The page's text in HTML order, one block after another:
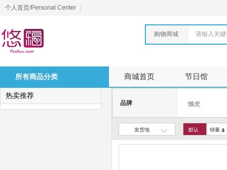
个人首页/Personal Center
购物商城 请输入关
所有商品分类 商城首页 节日馆
热卖推荐
品牌 懒虎
发货地 默认 销量